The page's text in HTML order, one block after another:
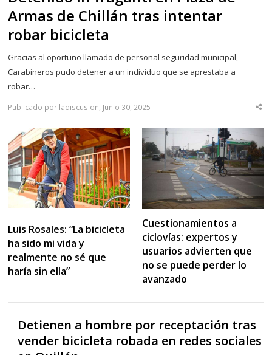
Armas de Chillán tras intentar
robar bicicleta
Gracias al oportuno llamado de personal seguridad municipal,
Carabineros pudo detener a un individuo que se aprestaba a
robar…
Publicado por ladiscusion, Junio 30, 2025
Luis Rosales: “La bicicleta
ha sido mi vida y
realmente no sé que
haría sin ella”
Cuestionamientos a
ciclovías: expertos y
usuarios advierten que
no se puede perder lo
avanzado
Detienen a hombre por receptación tras
vender bicicleta robada en redes sociales